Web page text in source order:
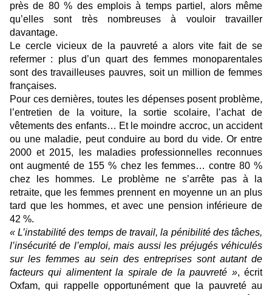
près de 80 % des emplois à temps partiel, alors même
qu’elles sont très nombreuses à vouloir travailler
davantage.
Le cercle vicieux de la pauvreté a alors vite fait de se
refermer : plus d’un quart des femmes monoparentales
sont des travailleuses pauvres, soit un million de femmes
françaises.
Pour ces dernières, toutes les dépenses posent problème,
l’entretien de la voiture, la sortie scolaire, l’achat de
vêtements des enfants… Et le moindre accroc, un accident
ou une maladie, peut conduire au bord du vide. Or entre
2000 et 2015, les maladies professionnelles reconnues
ont augmenté de 155 % chez les femmes… contre 80 %
chez les hommes. Le problème ne s’arrête pas à la
retraite, que les femmes prennent en moyenne un an plus
tard que les hommes, et avec une pension inférieure de
42 %.
« L’instabilité des temps de travail, la pénibilité des tâches,
l’insécurité de l’emploi, mais aussi les préjugés véhiculés
sur les femmes au sein des entreprises sont autant de
facteurs qui alimentent la spirale de la pauvreté », écrit
Oxfam, qui rappelle opportunément que la pauvreté au